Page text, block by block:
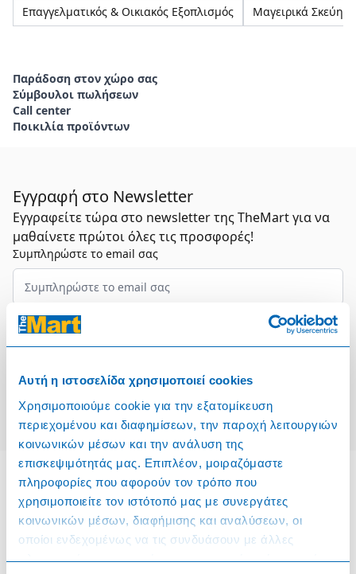
Αυτή η ιστοσελίδα χρησιμοποιεί cookies
Χρησιμοποιούμε cookie για την εξατομίκευση
περιεχομένου και διαφημίσεων, την παροχή λειτουργιών
κοινωνικών μέσων και την ανάλυση της
επισκεψιμότητάς μας. Επιπλέον, μοιραζόμαστε
πληροφορίες που αφορούν τον τρόπο που
χρησιμοποιείτε τον ιστότοπό μας με συνεργάτες
κοινωνικών μέσων, διαφήμισης και αναλύσεων, οι
οποίοι ενδεχομένως να τις συνδυάσουν με άλλες
πληροφορίες που τους έχετε παραχωρήσει ή τις οποίες
Επαγγελματικός & Οικιακός Εξοπλισμός Μαγειρικά Σκεύη
Παράδοση στον χώρο σας
Σύμβουλοι πωλήσεων
Call center
Ποικιλία προϊόντων
Εγγραφή στο Newsletter
Εγγραφείτε τώρα στο newsletter της TheMart για να
μαθαίνετε πρώτοι όλες τις προσφορές!
Συμπληρώστε το email σας
Επιλέξτε τον τομέα σας
Πληροφορίες
Όροι & Προϋποθέσεις